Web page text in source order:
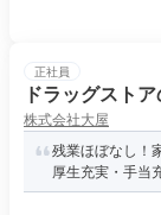
正社員
ドラッグスト
株式会社大屋
残業ほぼなし！
厚生充実・手当